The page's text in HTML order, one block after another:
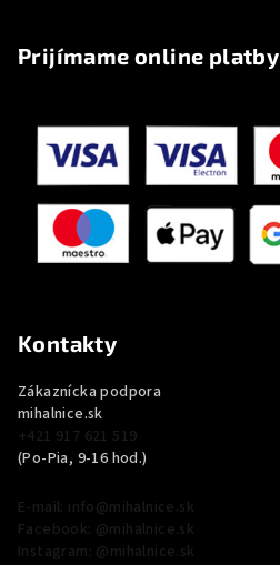
Prijímame online platby
Kontakty
Zákaznícka podpora
mihalnice.sk
+421 917 621 519
(Po-Pia, 9-16 hod.)
E-mail: info@mihalnice.sk
Facebook: @mihalnice.sk
Instagram: @mihalnice.sk